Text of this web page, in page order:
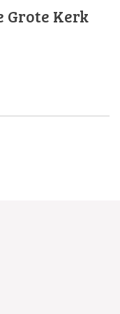
Grote Kerk